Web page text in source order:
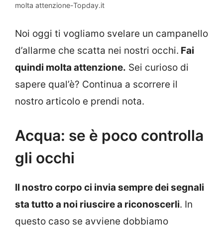
molta attenzione-Topday.it
Noi oggi ti vogliamo svelare un campanello
d’allarme che scatta nei nostri occhi. Fai
quindi molta attenzione. Sei curioso di
sapere qual’è? Continua a scorrere il
nostro articolo e prendi nota.
Acqua: se è poco controlla
gli occhi
Il nostro corpo ci invia sempre dei segnali
sta tutto a noi riuscire a riconoscerli. In
questo caso se avviene dobbiamo